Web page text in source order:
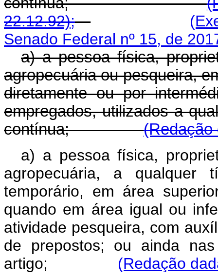
22.12.92);
Senado Federal nº 15, de
a) a pessoa física,
agropecuária ou pesqueira,
diretamente ou por
empregados, utilizados a
contínua;(Redação
a) a pessoa física,
agropecuária, a qualquer
temporário, em área
quando em área igual ou
atividade pesqueira, com
de prepostos; ou ainda
artigo; (Redação